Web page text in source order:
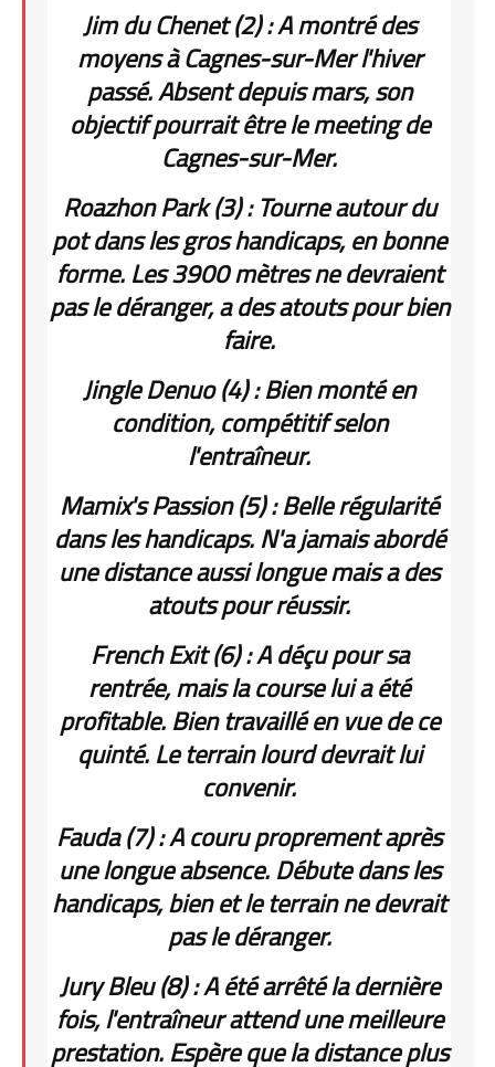
Jim du Chenet (2) : A montré des
moyens à Cagnes-sur-Mer l'hiver
passé. Absent depuis mars, son
objectif pourrait être le meeting de
Cagnes-sur-Mer.
Roazhon Park (3) : Tourne autour du
pot dans les gros handicaps, en bonne
forme. Les 3900 mètres ne devraient
pas le déranger, a des atouts pour bien
faire.
Jingle Denuo (4) : Bien monté en
condition, compétitif selon
l'entraîneur.
Mamix's Passion (5) : Belle régularité
dans les handicaps. N'a jamais abordé
une distance aussi longue mais a des
atouts pour réussir.
French Exit (6) : A déçu pour sa
rentrée, mais la course lui a été
profitable. Bien travaillé en vue de ce
quinté. Le terrain lourd devrait lui
convenir.
Fauda (7) : A couru proprement après
une longue absence. Débute dans les
handicaps, bien et le terrain ne devrait
pas le déranger.
Jury Bleu (8) : A été arrêté la dernière
fois, l'entraîneur attend une meilleure
prestation. Espère que la distance plus